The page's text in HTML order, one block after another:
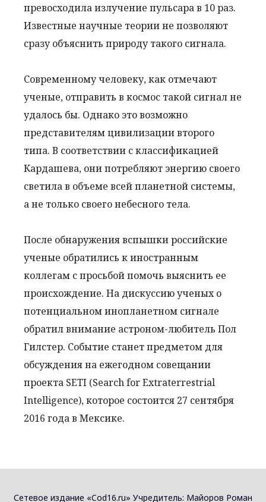
превосходила излучение пульсара в 10 раз.
Известные научные теории не позволяют
сразу объяснить природу такого сигнала.
Современному человеку, как отмечают
ученые, отправить в космос такой сигнал не
удалось бы. Однако это возможно
представителям цивилизации второго
типа. В соответствии с классификацией
Кардашева, они потребляют энергию своего
светила в объеме всей планетной системы,
а не только своего небесного тела.
После обнаружения вспышки российские
ученые обратились к иностранным
коллегам с просьбой помочь выяснить ее
происхождение. На дискуссию ученых о
потенциальном инопланетном сигнале
обратил внимание астроном-любитель Пол
Гилстер. Событие станет предметом для
обсуждения на ежегодном совещании
проекта SETI (Search for Extraterrestrial
Intelligence), которое состоится 27 сентября
2016 года в Мексике.
Сетевое издание «Cod16.ru» Учредитель: Майоров Роман